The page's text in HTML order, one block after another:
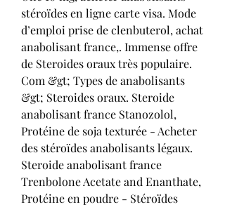
stéroïdes en ligne carte visa. Mode
d’emploi prise de clenbuterol, achat
anabolisant france,. Immense offre
de Steroides oraux très populaire.
Com &gt; Types de anabolisants
&gt; Steroides oraux. Steroide
anabolisant france Stanozolol,
Protéine de soja texturée - Acheter
des stéroïdes anabolisants légaux.
Steroide anabolisant france
Trenbolone Acetate and Enanthate,
Protéine en poudre - Stéroïdes